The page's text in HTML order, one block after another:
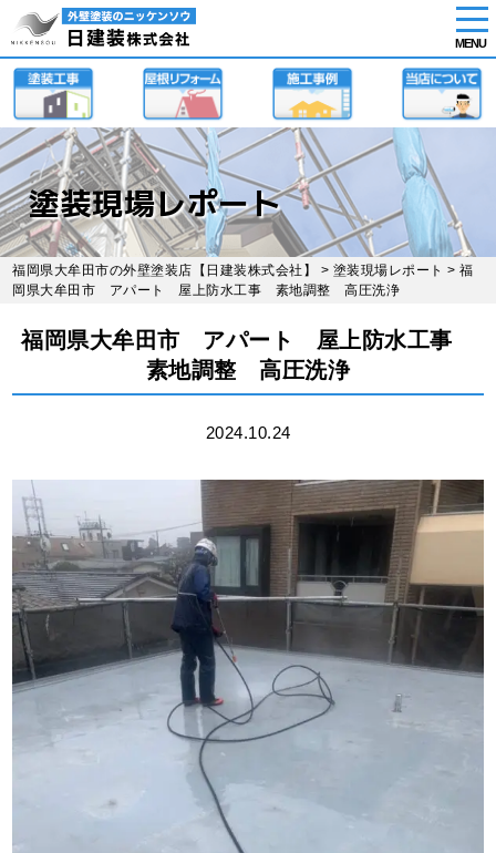
Skip
main
content
MENU
塗装現場レポート
福岡県大牟田市の外壁塗装店【日建装株式会社】 > 塗装現場レポート > 福
岡県大牟田市 アパート 屋上防水工事 素地調整 高圧洗浄
福岡県大牟田市 アパート 屋上防水工事
素地調整 高圧洗浄
2024.10.24